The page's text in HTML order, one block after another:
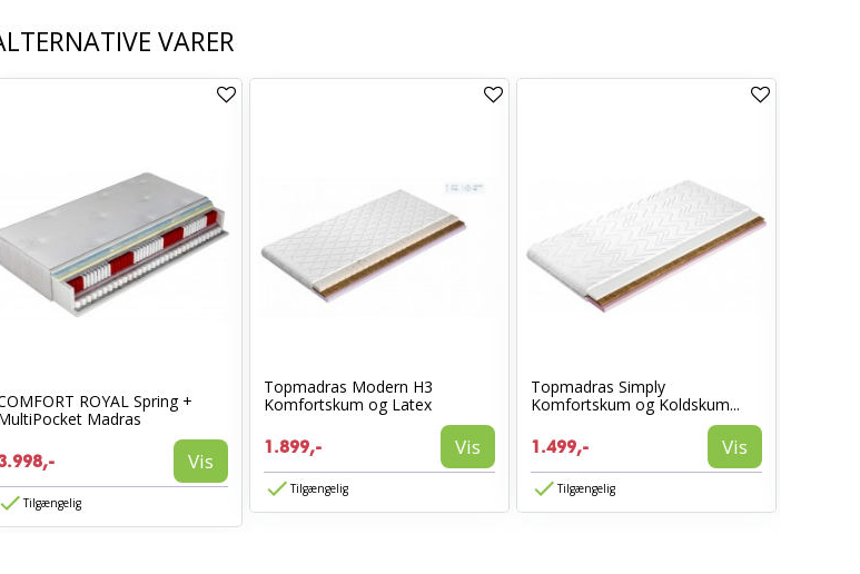
VARER
ROYAL Spring +
Madras
Vis
Tilgængelig
Topmadras Modern H3
Komfortskum og Latex
1.899,- Vis
Tilgængelig
Topmadras Simply
Komfortskum og Koldskum...
1.499,- Vis
Tilgængelig